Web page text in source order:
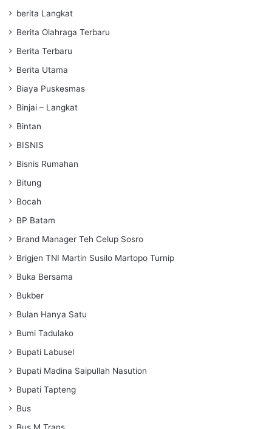
berita Langkat
Berita Olahraga Terbaru
Berita Terbaru
Berita Utama
Biaya Puskesmas
Binjai – Langkat
Bintan
BISNIS
Bisnis Rumahan
Bitung
Bocah
BP Batam
Brand Manager Teh Celup Sosro
Brigjen TNI Martin Susilo Martopo Turnip
Buka Bersama
Bukber
Bulan Hanya Satu
Bumi Tadulako
Bupati Labusel
Bupati Madina Saipullah Nasution
Bupati Tapteng
Bus
Bus M Trans.